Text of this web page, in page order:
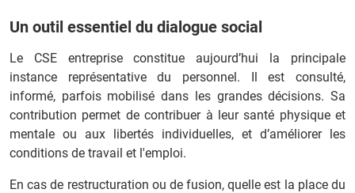
Un outil essentiel du dialogue social
Le CSE entreprise constitue aujourd’hui la principale
instance représentative du personnel. Il est consulté,
informé, parfois mobilisé dans les grandes décisions. Sa
contribution permet de contribuer à leur santé physique et
mentale ou aux libertés individuelles, et d’améliorer les
conditions de travail et l'emploi.
En cas de restructuration ou de fusion, quelle est la place du